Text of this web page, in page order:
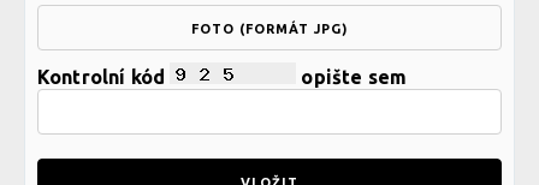
FOTO (FORMÁT JPG)
Kontrolní kód opište sem